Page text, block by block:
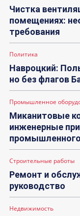
Чистка
помещениях:
требования
Политика
Навроцкий:
но без флагов
Промышленное
Миканитовые
инженерные
Строительные работы
Ремонт и
руководство
Недвижимость